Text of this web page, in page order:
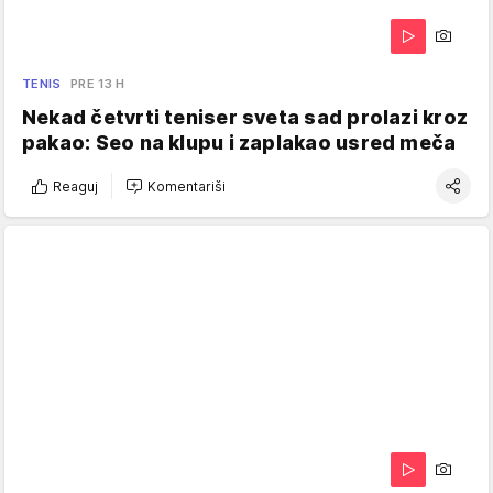
TENIS PRE 13 H
Nekad četvrti teniser sveta sad prolazi kroz
pakao: Seo na klupu i zaplakao usred meča
Reaguj Komentariši